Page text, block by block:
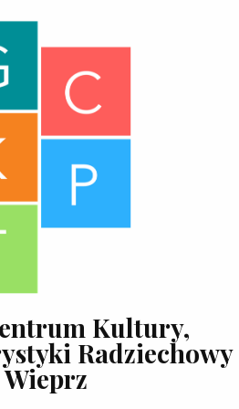
Kultury,
Radziechowy